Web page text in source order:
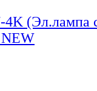
(Эл.лампа